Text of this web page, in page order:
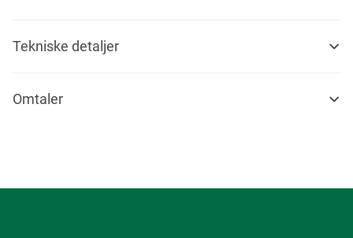
Tekniske detaljer
Omtaler